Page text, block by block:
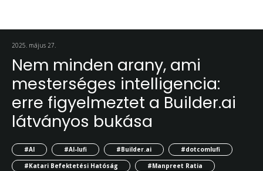
2025. május 27.
Nem minden arany, ami
mesterséges intelligencia:
erre figyelmeztet a Builder.ai
látványos bukása
#AI #AI-lufi #Builder.ai
#dotcomlufi
#Katari Befektetési Hatóság
#Manpreet Ratia